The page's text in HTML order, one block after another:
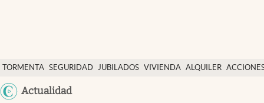
TORMENTA SEGURIDAD JUBILADOS VIVIENDA ALQUILER
Actualidad
Economía y finanzas
Política